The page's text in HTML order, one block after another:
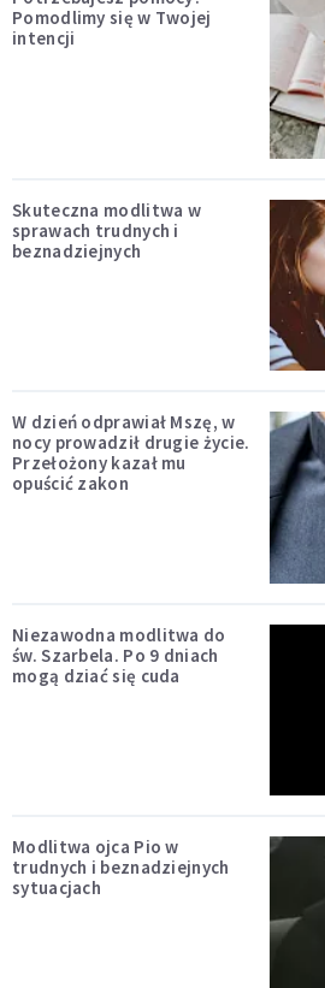
Pomodlimy się w Twojej
intencji
Skuteczna modlitwa w
sprawach trudnych i
beznadziejnych
W dzień odprawiał Mszę, w
nocy prowadził drugie życie.
Przełożony kazał mu
opuścić zakon
Niezawodna modlitwa do
św. Szarbela. Po 9 dniach
mogą dziać się cuda
Modlitwa ojca Pio w
trudnych i beznadziejnych
sytuacjach